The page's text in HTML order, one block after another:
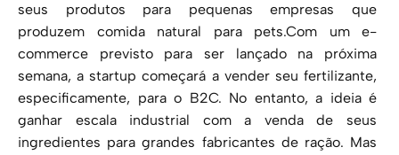
seus produtos para pequenas empresas que
produzem comida natural para pets.Com um e-
commerce previsto para ser lançado na próxima
semana, a startup começará a vender seu fertilizante,
especificamente, para o B2C. No entanto, a ideia é
ganhar escala industrial com a venda de seus
ingredientes para grandes fabricantes de ração. Mas